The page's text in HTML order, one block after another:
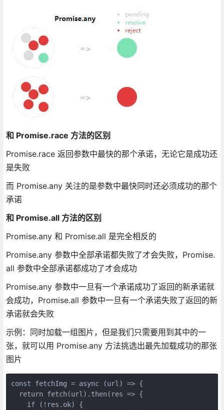
和 Promise.race 方法的区别
Promise.race 返回参数中最快的那个承诺，无论它是成功还
是失败
而 Promise.any 关注的是参数中最快同时还必须成功的那个
承诺
和 Promise.all 方法的区别
Promise.any 和 Promise.all 是完全相反的
Promise.any 参数中全部承诺都失败了才会失败，Promise.
all 参数中全部承诺都成功了才会成功
Promise.any 参数中一旦有一个承诺成功了返回的新承诺就
会成功，Promise.all 参数中一旦有一个承诺失败了返回的新
承诺就会失败
示例：同时加载一组图片，但是我们只需要用到其中的一
张，就可以用 Promise.any 方法挑选出最先加载成功的那张
图片
const fetchImg = async (url) => {
  return fetch(url).then(res => {
    if (!res.ok) {